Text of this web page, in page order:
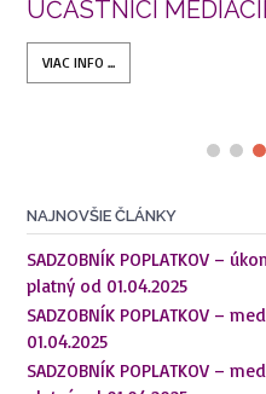
ÚČASTNICI
VIAC INFO ...
NAJNOVŠIE ČLÁNKY
SADZOBNÍK POPLATKOV –
platný od 01.04.2025
SADZOBNÍK POPLATKOV –
01.04.2025
SADZOBNÍK POPLATKOV –